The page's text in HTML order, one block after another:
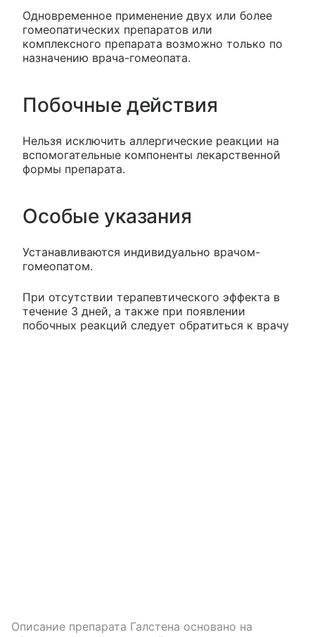
Одновременное применение двух или более
гомеопатических препаратов или
комплексного препарата возможно только по
назначению врача-гомеопата.
Побочные действия
Нельзя исключить аллергические реакции на
вспомогательные компоненты лекарственной
формы препарата.
Особые указания
Устанавливаются индивидуально врачом-
гомеопатом.
При отсутствии терапевтического эффекта в
течение 3 дней, а также при появлении
побочных реакций следует обратиться к врачу
Описание препарата Галстена основано на